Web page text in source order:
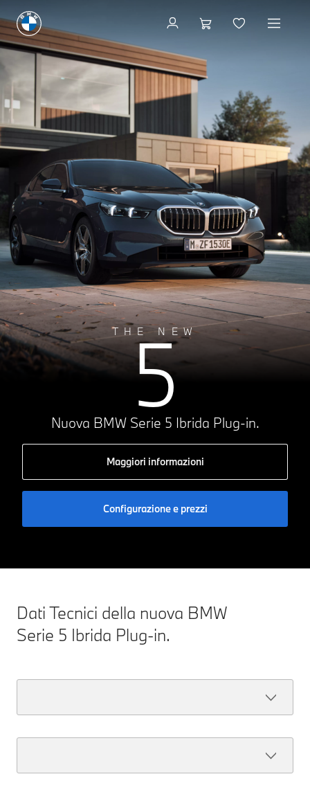
THE NEW
5
Nuova BMW Serie 5 Ibrida Plug-in.
Maggiori informazioni
Configurazione e prezzi
Dati Tecnici della nuova BMW
Serie 5 Ibrida Plug-in.